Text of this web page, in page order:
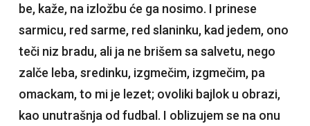
be, kaže, na izložbu će ga nosimo. I prinese
sarmicu, red sarme, red slaninku, kad jedem, ono
teči niz bradu, ali ja ne brišem sa salvetu, nego
zalče leba, sredinku, izgmečim, izgmečim, pa
omackam, to mi je lezet; ovoliki bajlok u obrazi,
kao unutrašnja od fudbal. I oblizujem se na onu